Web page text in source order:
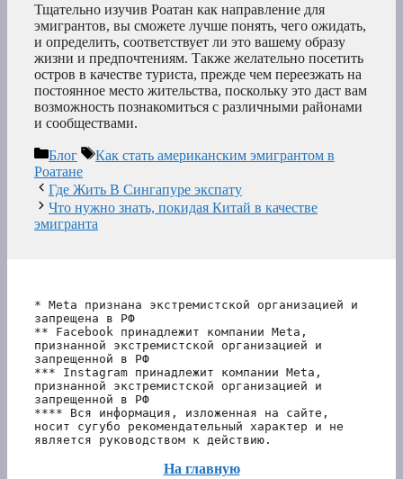
Тщательно изучив Роатан как направление для
эмигрантов, вы сможете лучше понять, чего ожидать,
и определить, соответствует ли это вашему образу
жизни и предпочтениям. Также желательно посетить
остров в качестве туриста, прежде чем переезжать на
постоянное место жительства, поскольку это даст вам
возможность познакомиться с различными районами
и сообществами.
Рубрики
Блог Метки
Как стать американским эмигрантом в
Роатане
Где Жить В Сингапуре экспату
Что нужно знать, покидая Китай в качестве
эмигранта
* Meta признана экстремистской организацией и
запрещена в РФ
** Facebook принадлежит компании Meta,
признанной экстремистской организацией и
запрещенной в РФ
*** Instagram принадлежит компании Meta,
признанной экстремистской организацией и
запрещенной в РФ
**** Вся информация, изложенная на сайте,
носит сугубо рекомендательный характер и не
является руководством к действию.
На главную